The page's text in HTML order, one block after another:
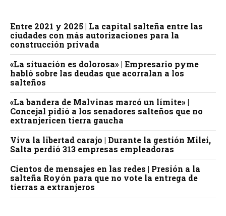
Entre 2021 y 2025 | La capital salteña entre las
ciudades con más autorizaciones para la
construcción privada
«La situación es dolorosa» | Empresario pyme
habló sobre las deudas que acorralan a los
salteños
«La bandera de Malvinas marcó un límite» |
Concejal pidió a los senadores salteños que no
extranjericen tierra gaucha
Viva la libertad carajo | Durante la gestión Milei,
Salta perdió 313 empresas empleadoras
Cientos de mensajes en las redes | Presión a la
salteña Royón para que no vote la entrega de
tierras a extranjeros